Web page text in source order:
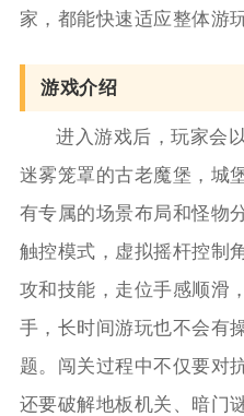
家，都能快速适应整体游
游戏介绍
进入游戏后，玩家会
迷雾笼罩的古老魔堡，城
有专属的场景布局和怪物
触控模式，虚拟摇杆控制
攻和技能，走位手感顺滑
手，长时间游玩也不会有
题。闯关过程中不仅要对
还要破解地板机关、暗门